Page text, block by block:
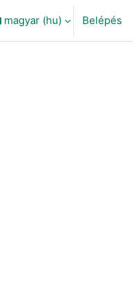
magyar ‎(hu)‎ Belépés